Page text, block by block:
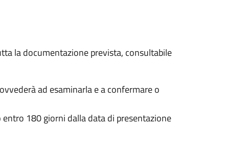
la documentazione prevista, consultabile
ad esaminarla e a confermare o
180 giorni dalla data di presentazione